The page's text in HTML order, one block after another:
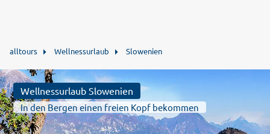
alltours Wellnessurlaub Slowenien
Wellnessurlaub Slowenien
In den Bergen einen freien Kopf bekommen